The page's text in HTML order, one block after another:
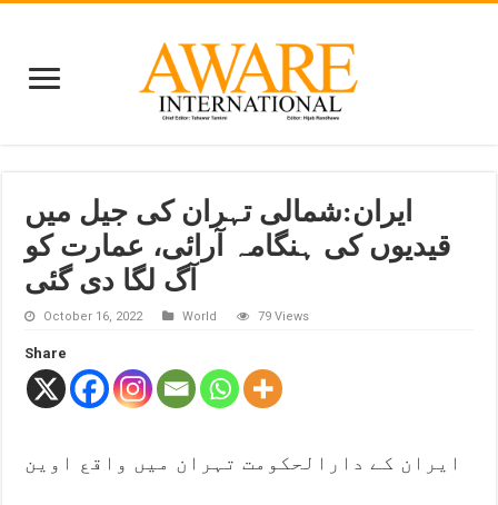
ایران:شمالی تہران کی جیل میں
قیدیوں کی ہنگامہ آرائی، عمارت کو
آگ لگا دی گئی
October 16, 2022 World 79 Views
Share
ایران کے دارالحکومت تہران میں واقع اوین